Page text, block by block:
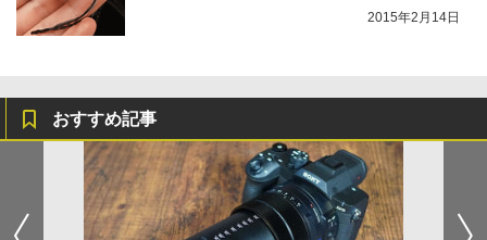
2015年2月14日
おすすめ記事